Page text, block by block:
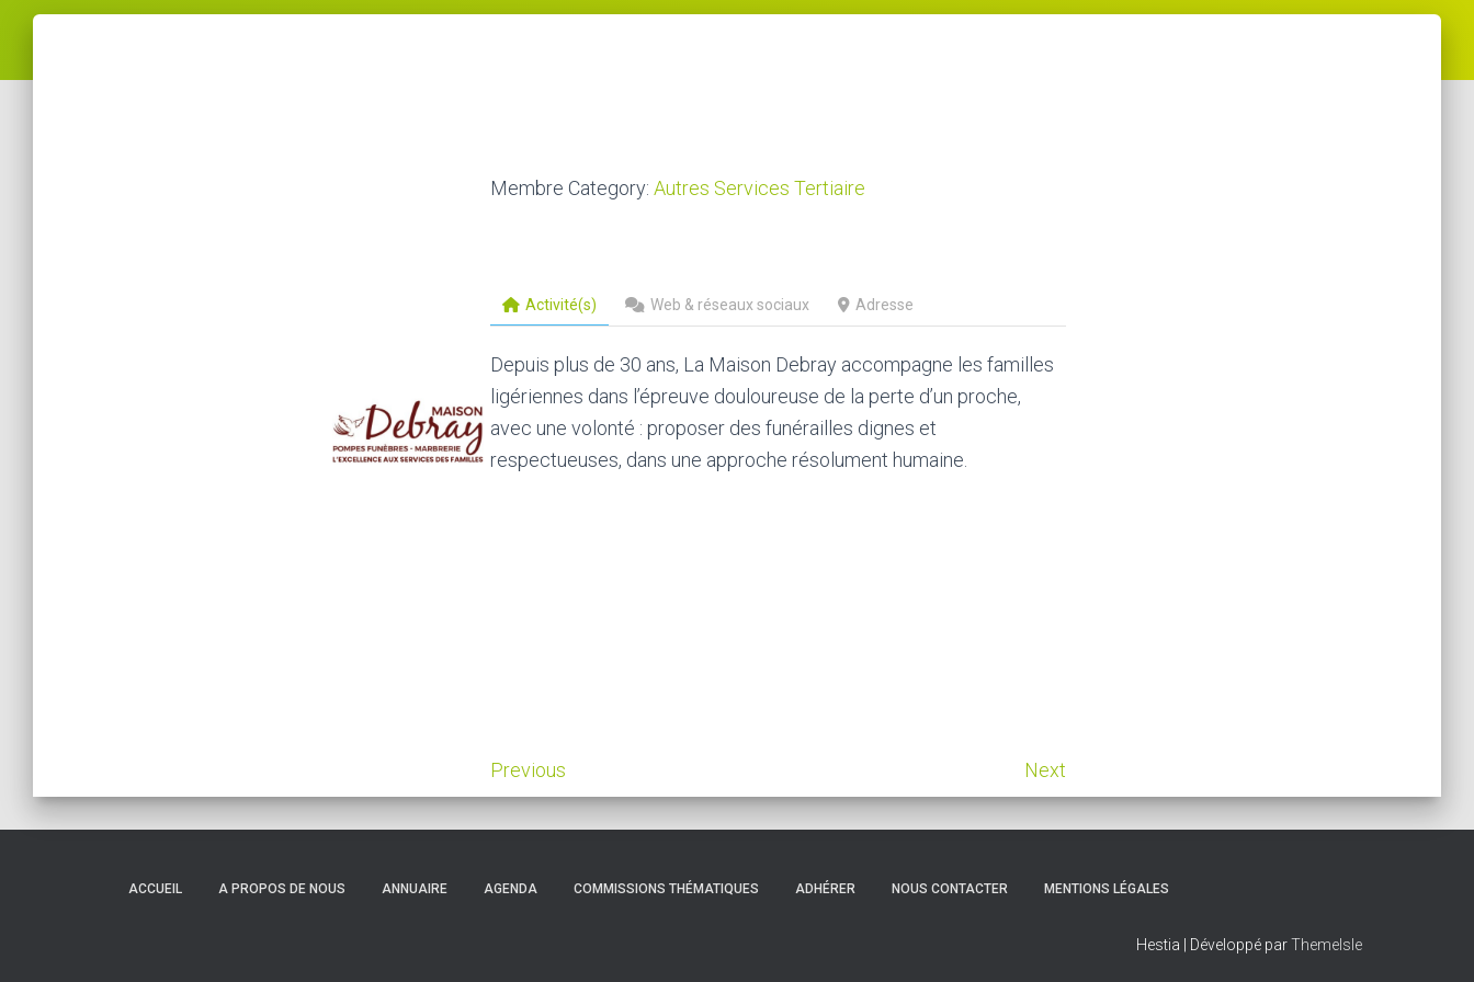
Membre Category: Autres Services Tertiaire
Activité(s) Web & réseaux sociaux Adresse
Depuis plus de 30 ans, La Maison Debray accompagne les familles
ligériennes dans l’épreuve douloureuse de la perte d’un proche,
avec une volonté : proposer des funérailles dignes et
respectueuses, dans une approche résolument humaine.
Previous Next
ACCUEIL A PROPOS DE NOUS ANNUAIRE AGENDA COMMISSIONS THÉMATIQUES ADHÉRER NOUS CONTACTER MENTIONS LÉGALES
Hestia | Développé parThemeIsle